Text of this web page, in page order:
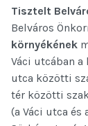
Tisztelt
Belváros
környékének
Váci utcában
utca közötti
tér közötti
(a Váci utca és